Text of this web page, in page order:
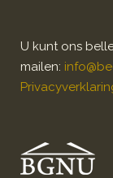
U kunt ons
mailen: